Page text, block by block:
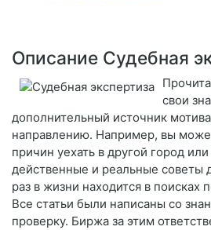
Описание Судебная
свои
дополнительный источник
направлению. Например, вы
причин уехать в другой город
действенные и реальные советы
раз в жизни находится в поисках
Все статьи были написаны со
проверку. Биржа за этим